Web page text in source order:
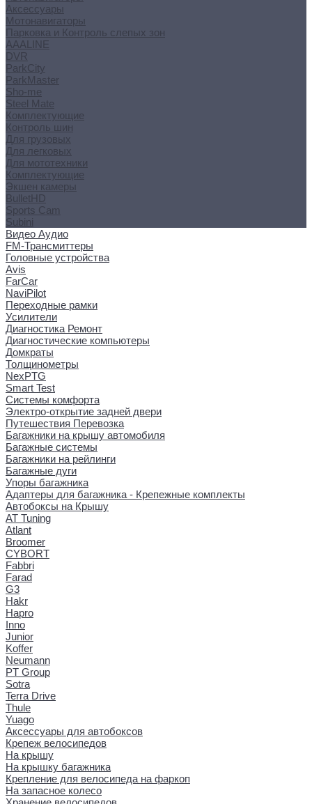
Аксессуары
Мотонавигаторы
Парковка и Контроль слепых зон
AAALINE
DVR
ParkCity
ParkMaster
Sho-me
Steel Mate
Комплектующие
Контроль шин
Для грузовых
Для легковых
Для мототехники
Комплектующие
Экшен камеры
BulletHD
Sports Cam
Subini
Видео Аудио
FM-Трансмиттеры
Головные устройства
Avis
FarCar
NaviPilot
Переходные рамки
Усилители
Диагностика Ремонт
Диагностические компьютеры
Домкраты
Толщинометры
NexPTG
Smart Test
Системы комфорта
Электро-открытие задней двери
Путешествия Перевозка
Багажники на крышу автомобиля
Багажные системы
Багажники на рейлинги
Багажные дуги
Упоры багажника
Адаптеры для багажника - Крепежные комплекты
Автобоксы на Крышу
AT Tuning
Atlant
Broomer
CYBORT
Fabbri
Farad
G3
Hakr
Hapro
Inno
Junior
Koffer
Neumann
PT Group
Sotra
Terra Drive
Thule
Yuago
Аксессуары для автобоксов
Крепеж велосипедов
На крышу
На крышку багажника
Крепление для велосипеда на фаркоп
На запасное колесо